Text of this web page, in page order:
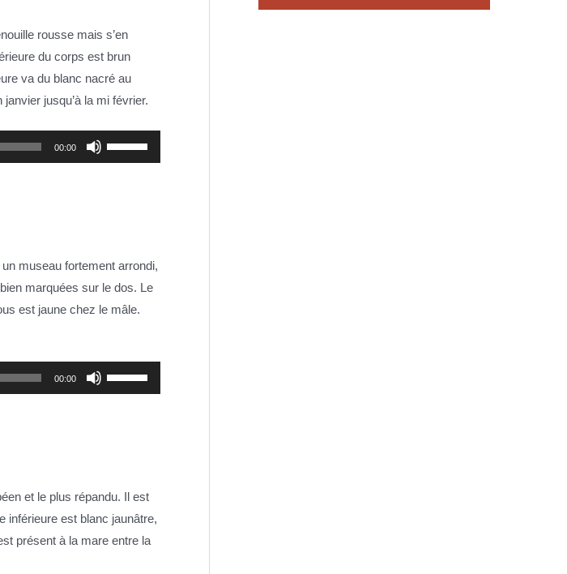
ou
diminuer
le
volume.
rousse mais s’en
du corps est brun
va du blanc nacré au
jusqu’à la mi février.
00:00
Utilisez
les
ou
diminuer
le
museau fortement arrondi,
marquées sur le dos. Le
est jaune chez le mâle.
00:00
Utilisez
les
ou
diminuer
le
et le plus répandu. Il est
inférieure est blanc jaunâtre,
présent à la mare entre la